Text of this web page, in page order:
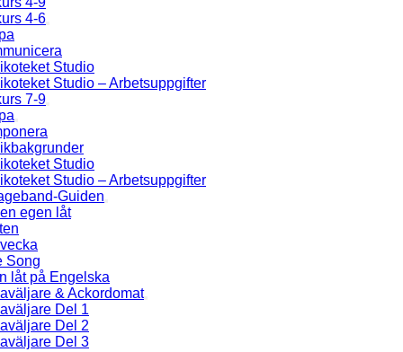
4-6
Studio
Studio – Arbetsuppgifter
7-9
Studio
Studio – Arbetsuppgifter
Guiden
egen låt
Song
låt på Engelska
& Ackordomat
Del 1
Del 2
Del 3